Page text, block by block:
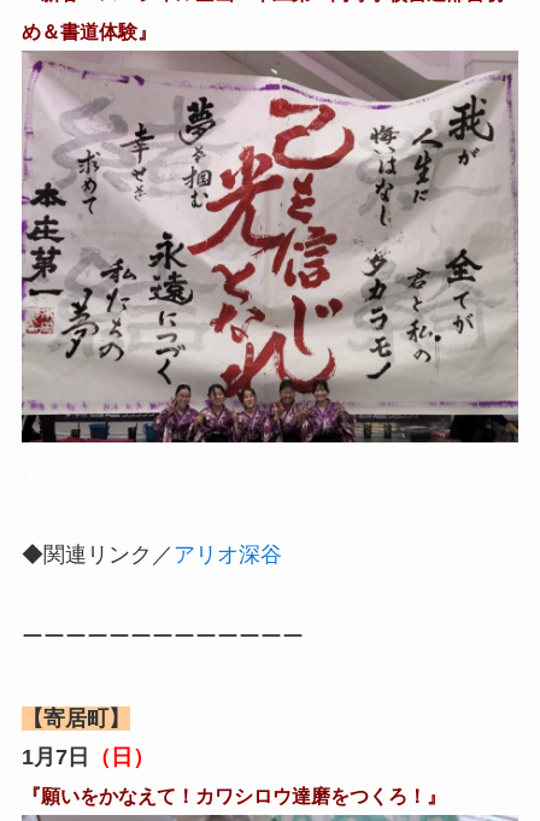
め＆書道体験』
◆関連リンク／ アリオ深谷
ーーーーーーーーーーーーー
【寄居町】
1月7日
（日）
『願いをかなえて！カワシロウ達磨をつくろ！』